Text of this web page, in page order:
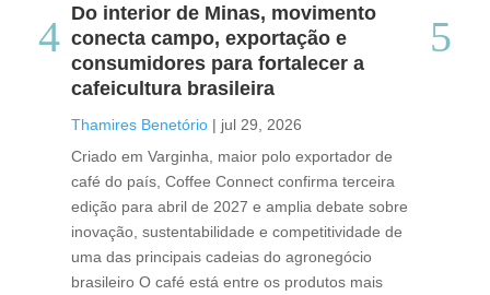
Do interior de Minas, movimento
conecta campo, exportação e
consumidores para fortalecer a
cafeicultura brasileira
Thamires Benetório | jul 29, 2026
Criado em Varginha, maior polo exportador de
café do país, Coffee Connect confirma terceira
edição para abril de 2027 e amplia debate sobre
inovação, sustentabilidade e competitividade de
uma das principais cadeias do agronegócio
brasileiro O café está entre os produtos mais